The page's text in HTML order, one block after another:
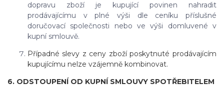
dopravu zboží je kupující povinen nahradit
prodávajícímu v plné výši dle ceníku příslušné
doručovací společnosti nebo ve výši domluvené v
kupní smlouvě.
Případné slevy z ceny zboží poskytnuté prodávajícím
kupujícímu nelze vzájemně kombinovat.
6. ODSTOUPENÍ OD KUPNÍ SMLOUVY SPOTŘEBITELEM